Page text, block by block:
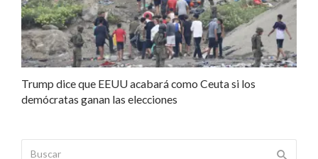
Trump dice que EEUU acabará como Ceuta si los
demócratas ganan las elecciones